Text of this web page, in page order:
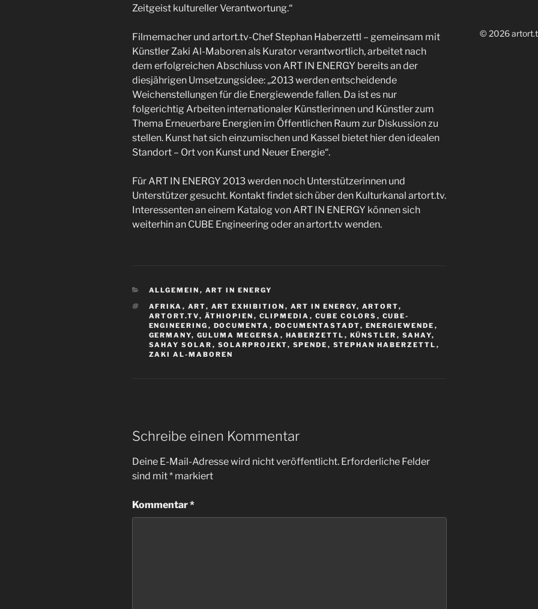
Zeitgeist kultureller Verantwortung.“
Filmemacher und artort.tv-Chef Stephan Haberzettl – gemeinsam mit
Künstler Zaki Al-Maboren als Kurator verantwortlich, arbeitet nach
dem erfolgreichen Abschluss von ART IN ENERGY bereits an der
diesjährigen Umsetzungsidee: „2013 werden entscheidende
Weichenstellungen für die Energiewende fallen. Da ist es nur
folgerichtig Arbeiten internationaler Künstlerinnen und Künstler zum
Thema Erneuerbare Energien im Öffentlichen Raum zur Diskussion zu
stellen. Kunst hat sich einzumischen und Kassel bietet hier den idealen
Standort – Ort von Kunst und Neuer Energie“.
Für ART IN ENERGY 2013 werden noch Unterstützerinnen und
Unterstützer gesucht. Kontakt findet sich über den Kulturkanal artort.tv.
Interessenten an einem Katalog von ART IN ENERGY können sich
weiterhin an CUBE Engineering oder an artort.tv wenden.
KATEGORIEN
ALLGEMEIN , ART IN ENERGY
SCHLAGWÖRTER
AFRIKA , ART, ART EXHIBITION , ART IN ENERGY, ARTORT,
ARTORT.TV, ÄTHIOPIEN , CLIPMEDIA , CUBE COLORS , CUBE-
ENGINEERING , DOCUMENTA , DOCUMENTASTADT, ENERGIEWENDE ,
GERMANY, GULUMA MEGERSA , HABERZETTL , KÜNSTLER , SAHAY,
SAHAY SOLAR , SOLARPROJEKT, SPENDE , STEPHAN HABERZETTL ,
ZAKI AL-MABOREN
Schreibe einen Kommentar
Deine E-Mail-Adresse wird nicht veröffentlicht. Erforderliche Felder
sind mit* markiert
Kommentar*
© 2026